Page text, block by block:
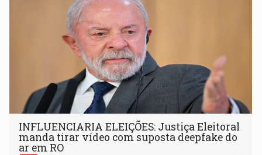
INFLUENCIARIA ELEIÇÕES: Justiça Eleitoral
manda tirar vídeo com suposta deepfake do
ar em RO